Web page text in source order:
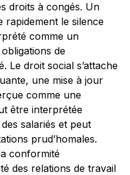
droits à congés. Un
rapidement le silence
comme un
de
Le droit social s’attache
une mise à jour
comme une
être interprétée
salariés et peut
prud’homales.
conformité
des relations de travail